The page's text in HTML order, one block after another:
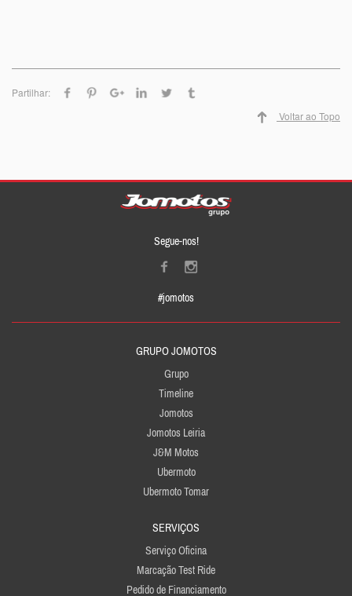
Partilhar:
Voltar ao Topo
Segue-nos!
#jomotos
GRUPO JOMOTOS
Grupo
Timeline
Jomotos
Jomotos Leiria
J&M Motos
Ubermoto
Ubermoto Tomar
SERVIÇOS
Serviço Oficina
Marcação Test Ride
Pedido de Financiamento